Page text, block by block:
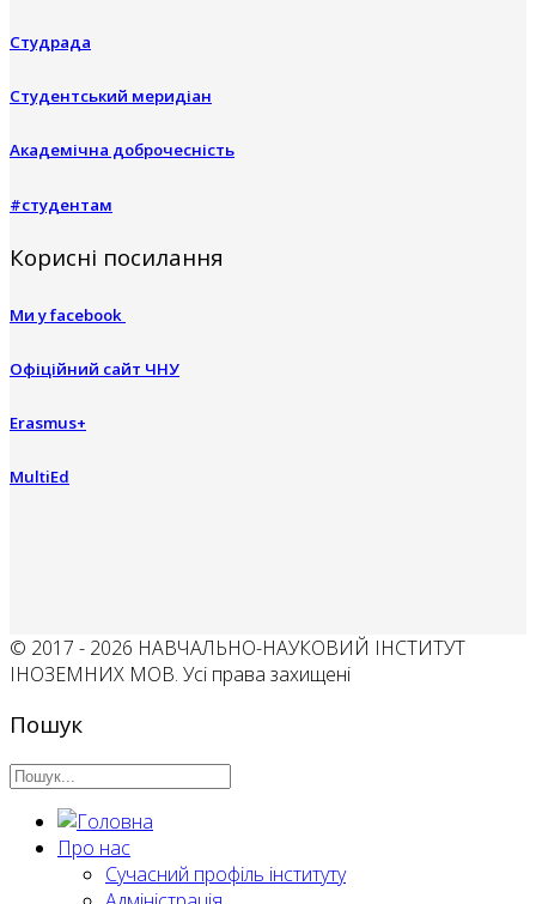
Студрада
Студентський меридіан
Академічна доброчесність
#студентам
Корисні посилання
Ми у facebook
Офіційний сайт ЧНУ
Erasmus+
MultiEd
© 2017 - 2026 НАВЧАЛЬНО-НАУКОВИЙ ІНСТИТУТ
ІНОЗЕМНИХ МОВ. Усі права захищені
Пошук
Про нас
Сучасний профіль інституту